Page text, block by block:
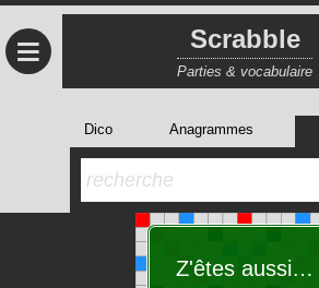
≡ Scrabble
Parties & vocabulaire
Dico Anagrammes
Z'êtes aussi…